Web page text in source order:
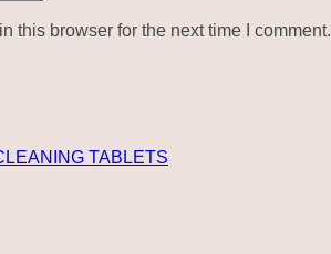
this browser for the next time I comment.